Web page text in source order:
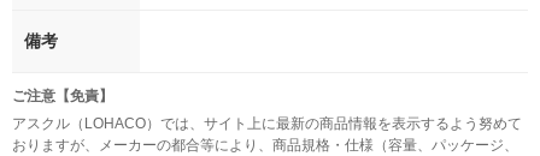
備考
ご注意【免責】
アスクル（LOHACO）では、サイト上に最新の商品情報を表示するよう努めて
おりますが、メーカーの都合等により、商品規格・仕様（容量、パッケージ、